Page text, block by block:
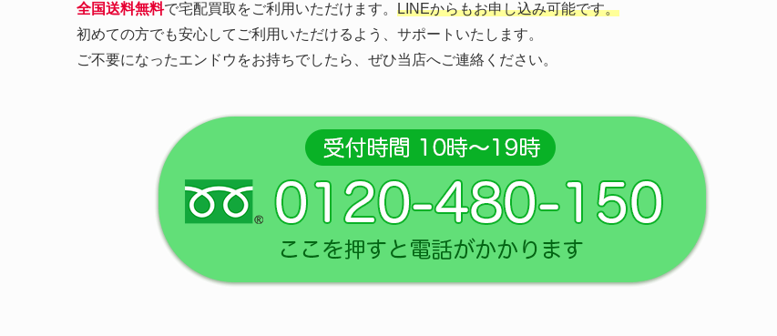
全国送料無料で宅配買取をご利用いただけます。 LINEからもお申し込み可能です。
初めての方でも安心してご利用いただけるよう、サポートいたします。
ご不要になったエンドウをお持ちでしたら、ぜひ当店へご連絡ください。